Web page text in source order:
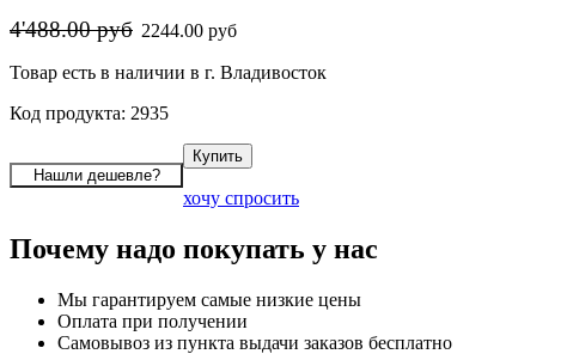
4'488.00 руб 2244.00 руб
Товар есть в наличии в г. Владивосток
Код продукта: 2935
хочу спросить
Почему надо покупать у нас
Мы гарантируем самые низкие цены
Оплата при получении
Самовывоз из пункта выдачи заказов бесплатно